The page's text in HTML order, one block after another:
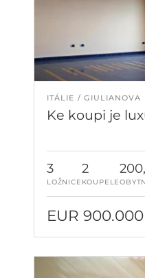
ITÁLIE GIULIANOVA
Ke koupi je
3
LOŽNICE
2
KOUPELE
EUR 900.000